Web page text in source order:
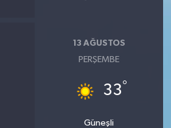
13 AĞUSTOS
PERŞEMBE
33°
Güneşli